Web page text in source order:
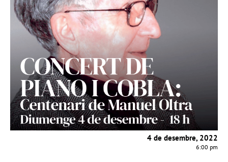
4 de desembre, 2022
6:00 pm